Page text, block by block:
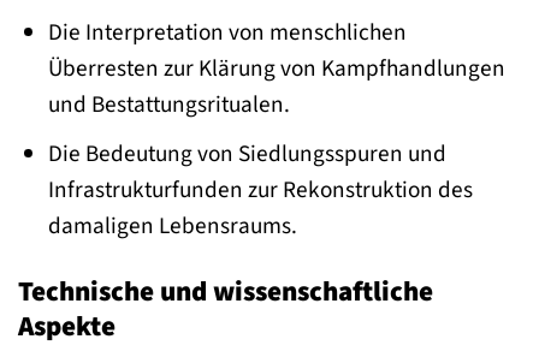
Die Interpretation von menschlichen
Überresten zur Klärung von Kampfhandlungen
und Bestattungsritualen.
Die Bedeutung von Siedlungsspuren und
Infrastrukturfunden zur Rekonstruktion des
damaligen Lebensraums.
Technische und wissenschaftliche
Aspekte